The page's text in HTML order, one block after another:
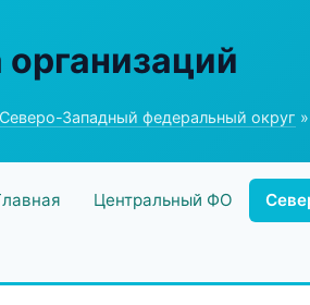
организаций
Северо-Западный федеральный округ
Центральный ФО